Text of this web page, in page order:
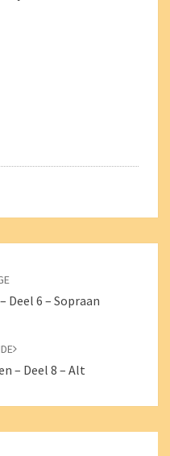
n
Deel 6 – Sopraan
– Deel 8 – Alt